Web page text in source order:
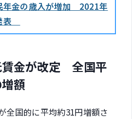
年金の歳入が増加 2021年
表
賃金が改定 全国平
額
全国的に平均約31円増額さ